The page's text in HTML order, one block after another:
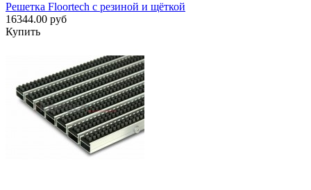
Решетка Floortech с резиной и щёткой
16344.00 руб
Купить